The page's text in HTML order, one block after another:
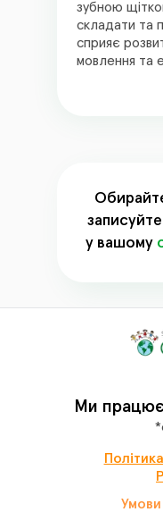
зубною
складати та
сприяє
мовлення та
у вашому
Ми